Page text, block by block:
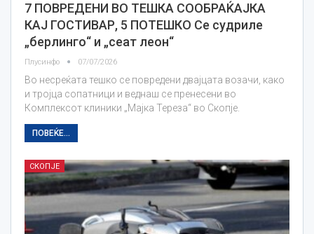
7 ПОВРЕДЕНИ ВО ТЕШКА СООБРАЌАЈКА
КАЈ ГОСТИВАР, 5 ПОТЕШКО Се судриле
„берлинго“ и „сеат леон“
Плусинфо 07/07/2026
Во несреќата тешко се повредени двајцата возачи, како
и тројца сопатници и веднаш се пренесени во
Комплексот клиники „Мајка Тереза“ во Скопје.
ПОВЕЌЕ...
СКОПЈЕ